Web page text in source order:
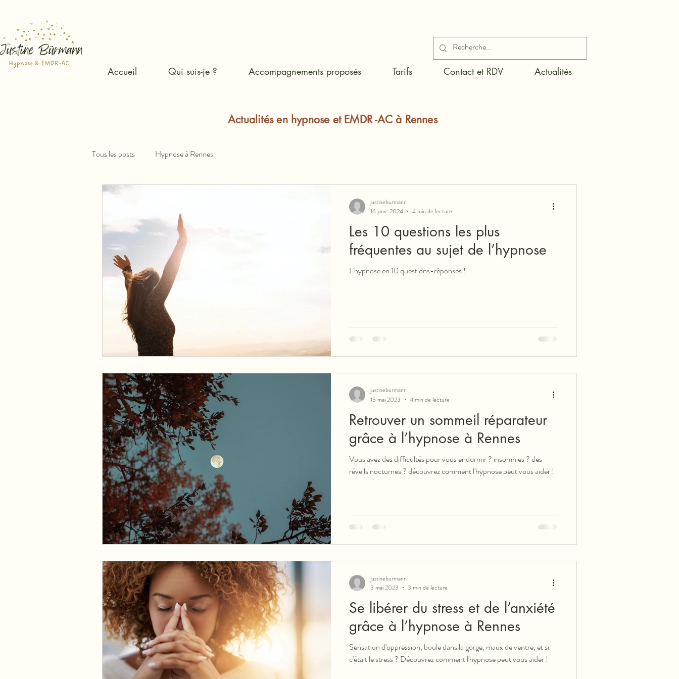
Accueil Qui suis-je ? Accompagnements proposés Tarifs Contact et RDV Actualités
Actualités en hypnose et EMDR -AC à Rennes
Tous les posts Hypnose à Rennes
Les 10 questions les plus
fréquentes au sujet de l’hypnose
L'hypnose en 10 questions-réponses !
justineburmann
16 janv. 2024
4 min de lecture
Retrouver un sommeil réparateur
grâce à l’hypnose à Rennes
Vous avez des difficultés pour vous endormir ? insomnies ? des
réveils nocturnes ? découvrez comment l'hypnose peut vous aider !
justineburmann
15 mai 2023
4 min de lecture
Se libérer du stress et de l’anxiété
grâce à l’hypnose à Rennes
Sensation d'oppression, boule dans la gorge, maux de ventre, et si
c'était le stress ? Découvrez comment l'hypnose peut vous aider !
justineburmann
3 mai 2023
3 min de lecture